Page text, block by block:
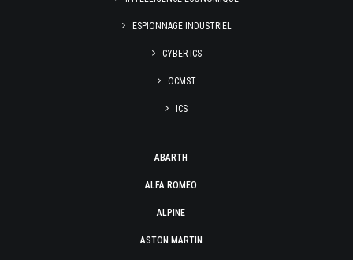
ESPIONNAGE INDUSTRIEL
CYBER ICS
OCMST
ICS
ABARTH
ALFA ROMEO
ALPINE
ASTON MARTIN